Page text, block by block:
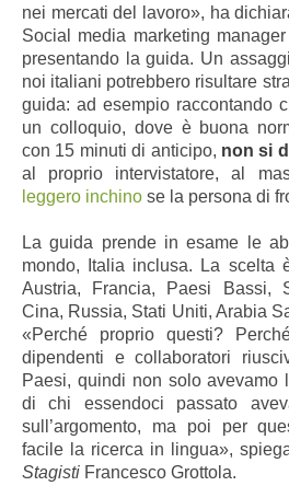
nei mercati del lavoro», ha
Social media marketing
presentando la guida. Un
noi italiani potrebbero risultare
guida: ad esempio raccontando
un colloquio, dove è buona
con 15 minuti di anticipo, non si
al proprio intervistatore, al
leggero inchino se la persona di
La guida prende in esame le
mondo, Italia inclusa. La scelta
Austria, Francia, Paesi Bassi,
Cina, Russia, Stati Uniti, Arabia
«Perché proprio questi?
dipendenti e collaboratori
Paesi, quindi non solo avevamo
di chi essendoci passato
sull’argomento, ma poi per
facile la ricerca in lingua»,
Stagisti Francesco Grottola.